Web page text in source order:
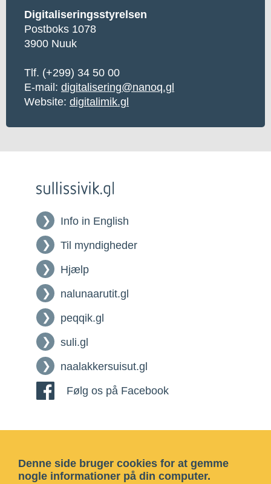
Digitaliseringsstyrelsen
Postboks 1078
3900 Nuuk
Tlf. (+299) 34 50 00
E-mail: digitalisering@nanoq.gl
Website: digitalimik.gl
Info in English
Til myndigheder
Hjælp
nalunaarutit.gl
peqqik.gl
suli.gl
naalakkersuisut.gl
Følg os på Facebook
Denne side bruger cookies for at gemme
nogle informationer på din computer.